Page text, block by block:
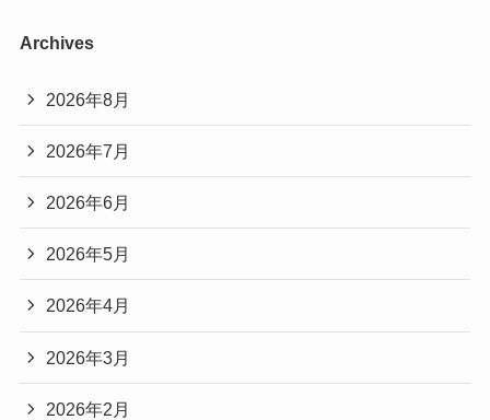
Archives
2026年8月
2026年7月
2026年6月
2026年5月
2026年4月
2026年3月
2026年2月